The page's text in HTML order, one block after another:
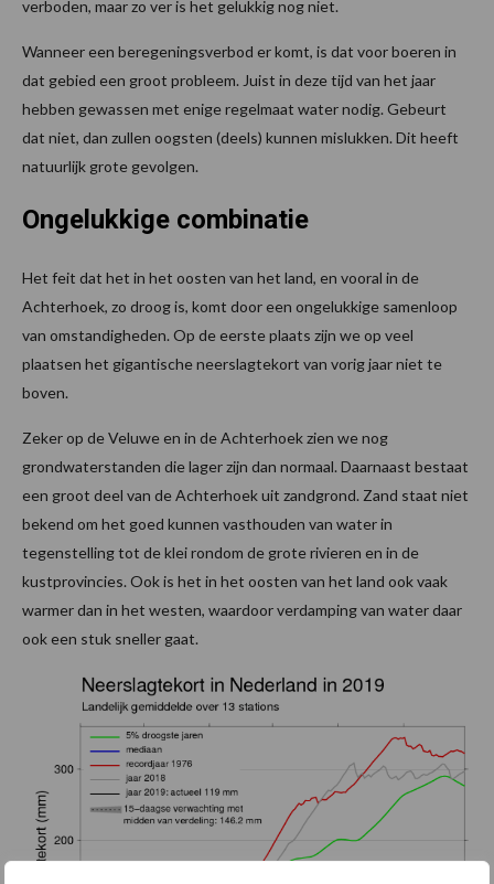
verboden, maar zo ver is het gelukkig nog niet.
Wanneer een beregeningsverbod er komt, is dat voor boeren in
dat gebied een groot probleem. Juist in deze tijd van het jaar
hebben gewassen met enige regelmaat water nodig. Gebeurt
dat niet, dan zullen oogsten (deels) kunnen mislukken. Dit heeft
natuurlijk grote gevolgen.
Ongelukkige combinatie
Het feit dat het in het oosten van het land, en vooral in de
Achterhoek, zo droog is, komt door een ongelukkige samenloop
van omstandigheden. Op de eerste plaats zijn we op veel
plaatsen het gigantische neerslagtekort van vorig jaar niet te
boven.
Zeker op de Veluwe en in de Achterhoek zien we nog
grondwaterstanden die lager zijn dan normaal. Daarnaast bestaat
een groot deel van de Achterhoek uit zandgrond. Zand staat niet
bekend om het goed kunnen vasthouden van water in
tegenstelling tot de klei rondom de grote rivieren en in de
kustprovincies. Ook is het in het oosten van het land ook vaak
warmer dan in het westen, waardoor verdamping van water daar
ook een stuk sneller gaat.